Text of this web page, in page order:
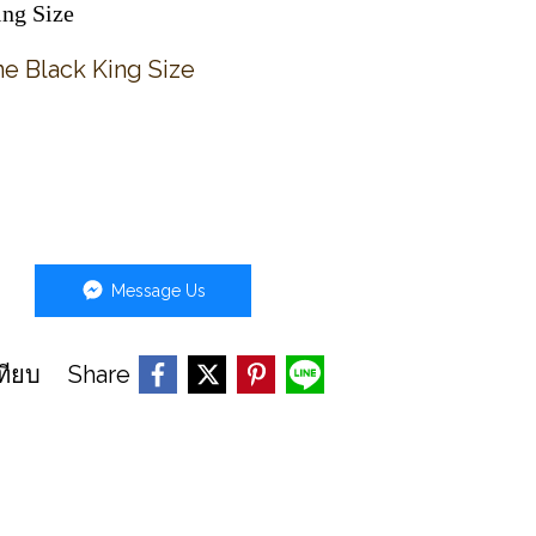
Size
Black King Size
Message Us
ยบ Share